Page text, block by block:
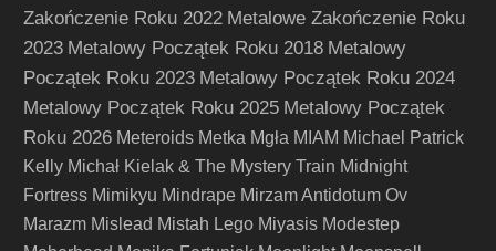
Zakończenie Roku 2022 Metalowe Zakończenie Roku
2023 Metalowy Początek Roku 2018 Metalowy
Początek Roku 2023 Metalowy Początek Roku 2024
Metalowy Początek Roku 2025 Metalowy Początek
Roku 2026 Meteroids Metka Mgła MIAM Michael Patrick
Kelly Michał Kielak & The Mystery Train Midnight
Fortress Mimikyu Mindrape Mirzam Antidotum Ov
Marazm Mislead Mistah Lego Miyasis Modestep